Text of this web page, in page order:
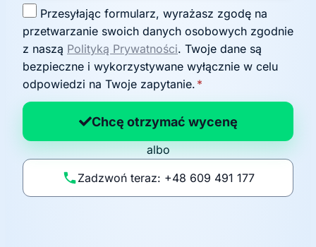
g
o
d
a
n
p
li
t
przetwarzanie swoich danych osobowych zgodnie
z naszą Polityką Prywatności. Twoje dane są
bezpieczne i wykorzystywane wyłącznie w celu
odpowiedzi na Twoje zapytanie. *
Chcę otrzymać wycenę
albo
Zadzwoń teraz: +48 609 491 177